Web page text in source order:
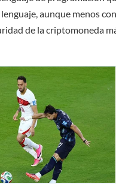
aunque menos
de la criptomoneda